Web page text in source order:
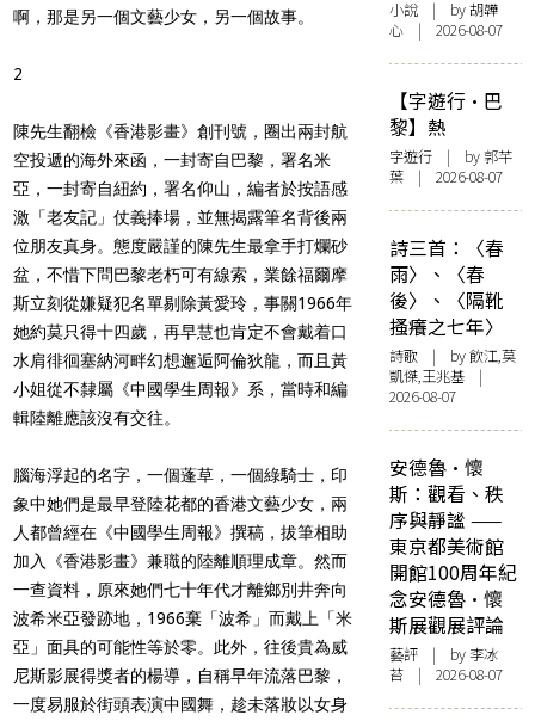
啊，那是另一個文藝少女，另一個故事。
2
陳先生翻檢《香港影畫》創刊號，圈出兩封航
空投遞的海外來函，一封寄自巴黎，署名米
亞，一封寄自紐約，署名仰山，編者於按語感
激「老友記」仗義捧場，並無揭露筆名背後兩
位朋友真身。態度嚴謹的陳先生最拿手打爛砂
盆，不惜下問巴黎老朽可有線索，業餘福爾摩
斯立刻從嫌疑犯名單剔除黃愛玲，事關1966年
她約莫只得十四歲，再早慧也肯定不會戴着口
水肩徘徊塞納河畔幻想邂逅阿倫狄龍，而且黃
小姐從不隸屬《中國學生周報》系，當時和編
輯陸離應該沒有交往。
腦海浮起的名字，一個蓬草，一個綠騎士，印
象中她們是最早登陸花都的香港文藝少女，兩
人都曾經在《中國學生周報》撰稿，拔筆相助
加入《香港影畫》兼職的陸離順理成章。然而
一查資料，原來她們七十年代才離鄉別井奔向
波希米亞發跡地，1966棄「波希」而戴上「米
亞」面具的可能性等於零。此外，往後貴為威
尼斯影展得獎者的楊導，自稱早年流落巴黎，
一度易服於街頭表演中國舞，趁未落妝以女身
小說 | by 胡韡
心 | 2026-08-07
【字遊行·巴
黎】熱
字遊行 | by 郭芊
葉 | 2026-08-07
詩三首：〈春
雨〉、〈春
後〉、〈隔靴
搔癢之七年〉
詩歌 | by 飲江,莫
凱傑,王兆基 |
2026-08-07
安德魯·懷
斯：觀看、秩
序與靜謐 ——
東京都美術館
開館100周年紀
念安德魯·懷
斯展觀展評論
藝評 | by 李冰
苔 | 2026-08-07